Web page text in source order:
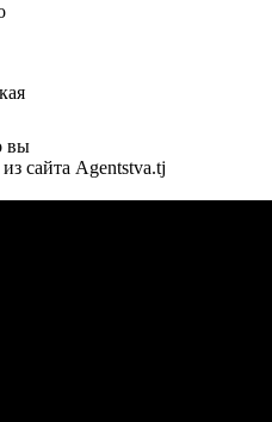
вы
сайта Agentstva.tj